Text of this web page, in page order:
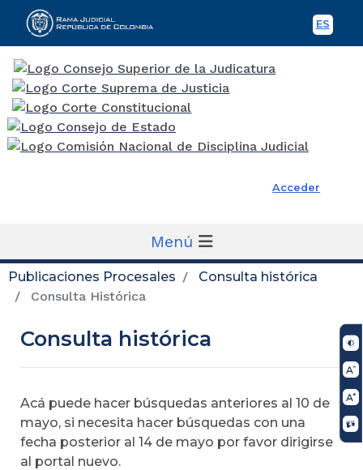
ES
Rama Judicial
Acceder
Menú
Publicaciones Procesales
Consulta histórica
Consulta Histórica
Consulta histórica
Acá puede hacer búsquedas anteriores al 10 de
mayo, si necesita hacer búsquedas con una
fecha posterior al 14 de mayo por favor dirigirse
al portal nuevo.